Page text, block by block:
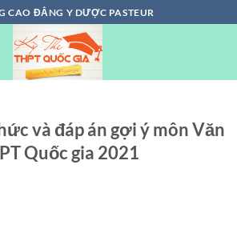
CAO ĐẲNG Y DƯỢC PASTEUR
và đáp án gợi ý môn Văn
Quốc gia 2021